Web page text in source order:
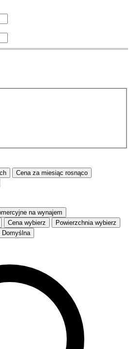
Cena za miesiąc rosnąco
na wynajem
Cena wybierz Powierzchnia wybierz
Domyślna